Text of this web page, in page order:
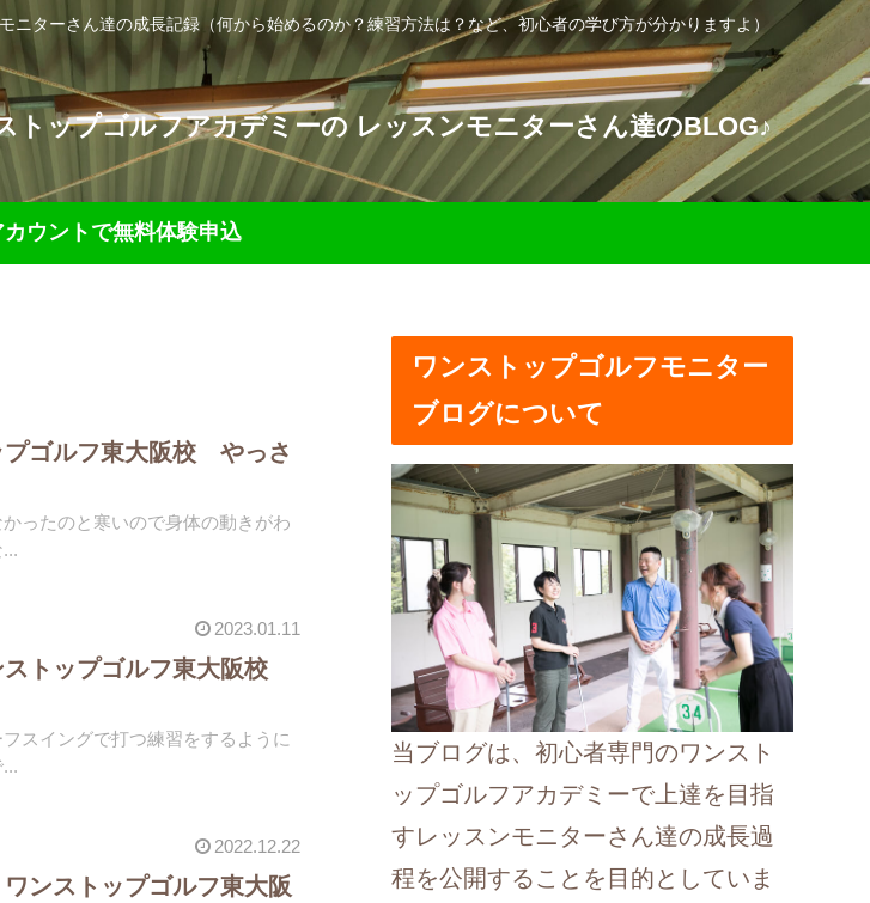
ターさん達の成長記録（何から始めるのか？練習方法は？など、初心者の学び方が分かりますよ）
トップゴルフアカデミーの レッスンモニターさん達のBLOG♪
ウントで無料体験申込
ゴルフ東大阪校 やっさ
ったのと寒いので身体の動きがわ
2023.01.11
トップゴルフ東大阪校
スイングで打つ練習をするように
2022.12.22
ンストップゴルフ東大阪
ワンストップゴルフモニター
ブログについて
当ブログは、初心者専門のワンスト
ップゴルフアカデミーで上達を目指
すレッスンモニターさん達の成長過
程を公開することを目的としていま